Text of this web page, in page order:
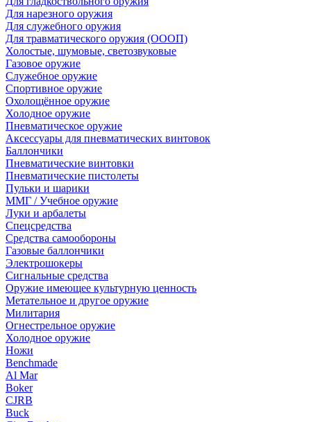
Для нарезного оружия
Для служебного оружия
Для травматического оружия (ОООП)
Холостые, шумовые, светозвуковые
Газовое оружие
Служебное оружие
Спортивное оружие
Охолощённое оружие
Холодное оружие
Пневматическое оружие
Аксессуары для пневматических винтовок
Баллончики
Пневматические винтовки
Пневматические пистолеты
Пульки и шарики
ММГ / Учебное оружие
Луки и арбалеты
Спецсредства
Средства самообороны
Газовые баллончики
Электрошокеры
Сигнальные средства
Оружие имеющее культурную ценность
Метательное и другое оружие
Милитария
Огнестрельное оружие
Холодное оружие
Ножи
Benchmade
Al Mar
Boker
CJRB
Buck